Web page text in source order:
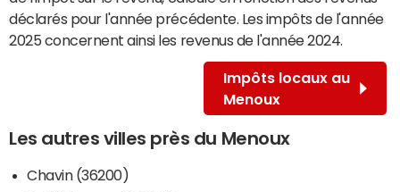
déclarés pour l'année précédente. Les impôts de l'année
2025 concernent ainsi les revenus de l'année 2024.
Impôts locaux au
Menoux
Les autres villes près du Menoux
Chavin (36200)